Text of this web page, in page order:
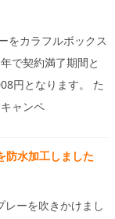
をカラフルボックス
で契約満了期間と
円となります。 た
ャンペ
水加工しました
レーを吹きかけまし